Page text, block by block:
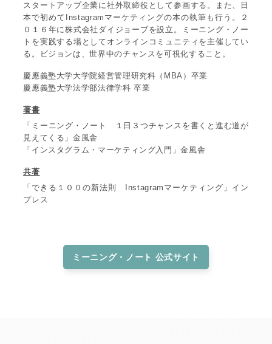
スタートアップ企業に社外取締役として参画する。また、日
本で初めてInstagramマーケティングの本の執筆も行う。２
０１６年に株式会社ダイジョーブを設立。ミーニング・ノー
トを実践する場としてオンラインコミュニティを主催してい
る。ビジョンは、世界中のチャンスを可視化すること。
慶應義塾大学大学院経営管理研究科（MBA）卒業
慶應義塾大学法学部法律学科 卒業
著書
「ミーニング・ノート １日３つチャンスを書くと進む道が
見えてくる」金風舎
「インスタグラム・マーケティング入門」金風舎
共著
「できる１００の新法則 Instagramマーケティング」イン
プレス
ミーニング・ノート 公式サイト